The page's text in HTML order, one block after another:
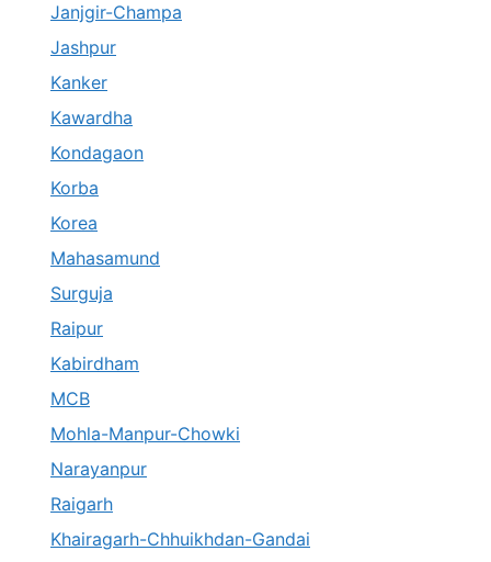
Janjgir-Champa
Jashpur
Kanker
Kawardha
Kondagaon
Korba
Korea
Mahasamund
Surguja
Raipur
Kabirdham
MCB
Mohla-Manpur-Chowki
Narayanpur
Raigarh
Khairagarh-Chhuikhdan-Gandai